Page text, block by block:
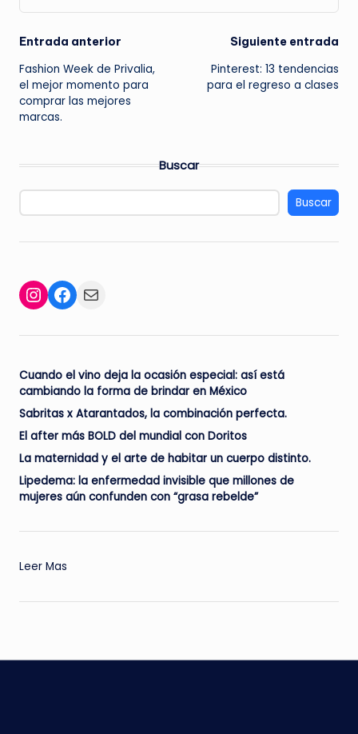
Navegación
de
entradas
Entrada anterior
Fashion Week de Privalia,
el mejor momento para
comprar las mejores
marcas.
Siguiente entrada
Pinterest: 13 tendencias
para el regreso a clases
Buscar
Buscar
Instagram
Facebook
Mail
Cuando el vino deja la ocasión especial: así está
cambiando la forma de brindar en México
Sabritas x Atarantados, la combinación perfecta.
El after más BOLD del mundial con Doritos
La maternidad y el arte de habitar un cuerpo distinto.
Lipedema: la enfermedad invisible que millones de
mujeres aún confunden con “grasa rebelde”
Leer Mas
futuro
sano